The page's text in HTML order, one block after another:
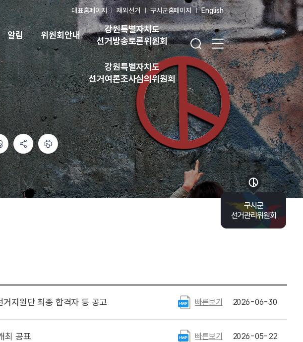
대표홈페이지 재외선거 구시군홈페이지 English
알림 위원회안내
강원특별자치도
선거방송토론위원회
강원특별자치도
선거여론조사심의위원회
지원단 최종 합격자 등 공고 빠른보기 2026-06-30
최 공표 빠른보기 2026-05-22
구시군
선거관리위원회
바로가기 목록 열기